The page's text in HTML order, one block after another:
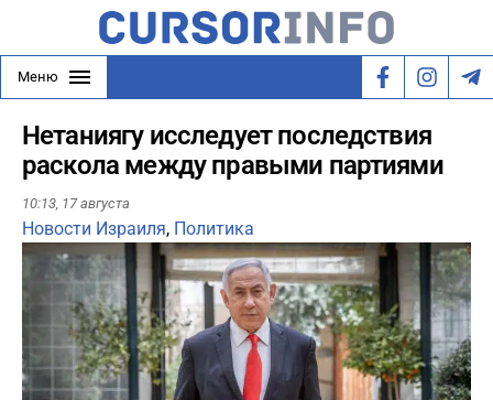
Меню
Нетаниягу исследует последствия
раскола между правыми партиями
10:13, 17 августа
Новости Израиля, Политика